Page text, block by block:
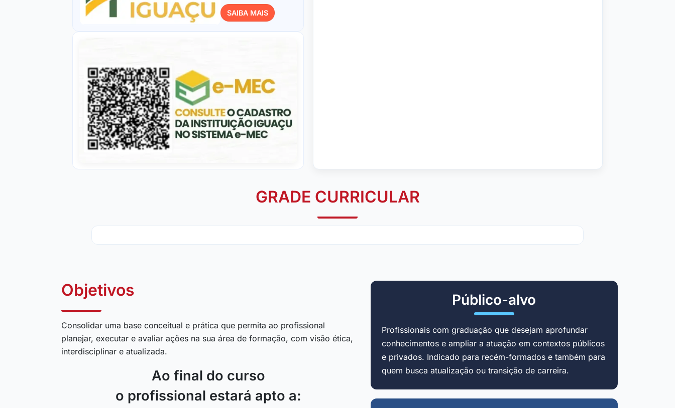
SAIBA MAIS
GRADE CURRICULAR
Objetivos
Consolidar uma base conceitual e prática que permita ao profissional
planejar, executar e avaliar ações na sua área de formação, com visão ética,
interdisciplinar e atualizada.
Ao final do curso
o profissional estará apto a:
Público-alvo
Profissionais com graduação que desejam aprofundar
conhecimentos e ampliar a atuação em contextos públicos
e privados. Indicado para recém-formados e também para
quem busca atualização ou transição de carreira.